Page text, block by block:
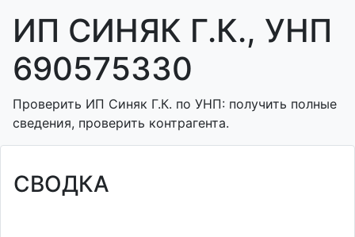
ИП СИНЯК Г.К., УНП
690575330
Проверить ИП Синяк Г.К. по УНП: получить полные
сведения, проверить контрагента.
СВОДКА